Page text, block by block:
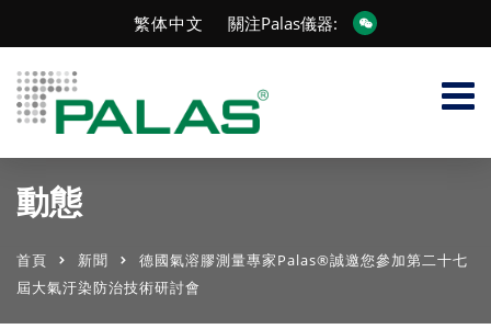
繁体中文 關注Palas儀器:
動態
首頁 新聞
德國氣溶膠測量專家Palas®誠邀您參加第二十七
屆大氣汙染防治技術研討會